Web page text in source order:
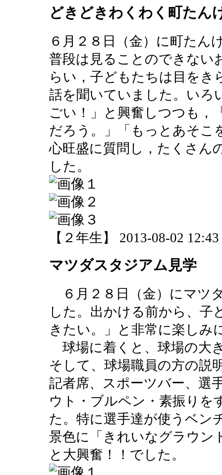
どきどきわくわく町たん
６月２８日（金）に町たん
普段は見ることのできない
らい，子どもたちは目をき
話を聞いていました。いろ
ごい！」と興奮しつつも，
だろう。」「もっとあそこ
心旺盛に質問し，たくさん
した。
【２年生】 2013-08-02
マツダスタジアム見学
６月２８日（金）にマツ
した。出かける前から、子
きたい。」と非常に楽しみ
球場に着くと、球場の大
そして、球場職員の方の説
記者席、スポーツバー、選
ウト・ブルペン・素振りを
た。特に選手達が使うベン
景色に「きれいなグラウン
と大興奮！！でした。